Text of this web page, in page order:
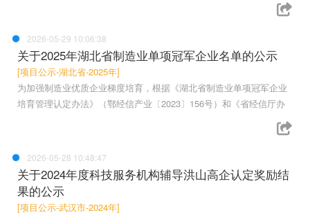
2026-05-29 10:06:38
关于2025年湖北省制造业单项冠军企业名单的公示
[项目公示-湖北省-2025年]
为加强制造业优质企业梯度培育，根据《湖北省制造业单项冠军企业
培育管理认定办法》（鄂经信产业〔2023〕156号）和《省经信厅办
2026-05-28 10:48:47
关于2024年度科技服务机构辅导洪山高企认定奖励结
果的公示
[项目公示-武汉市-2024年]